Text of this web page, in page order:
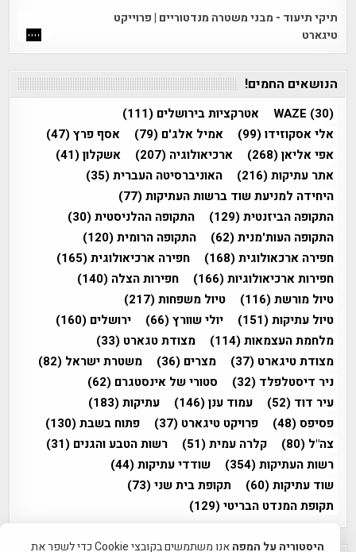
תיקי תיעוד - מבני משטרה מנדטוריים | פרוייקט
טיגארט
הנושאים החמים!
WAZE (30) אטרקציות בירושלים (111)
אלי אסקוזידו(99) אמיל אלג'ם (79) אסף פרץ(47)
אפי אליאן(268) ארכיאולוגיה (207) אשקלון(41)
אתר עתיקות(216) האוניברסיטה העברית(35)
היחידה למניעת שוד ברשות העתיקות(77)
התקופה הביזנטית(129) התקופה ההלניסטית(30)
התקופה העות'מנית(62) התקופה הרומית(120)
חפירה ארכאולוגית(168) חפירה ארכיאולוגית(165)
חפירות ארכיאולוגיות(166) חפירות הצלה (140)
טיול מורשת(116) טיול משפחות(217)
טיול עתיקות(151) יולי שוורץ(66) ירושלים (160)
מלחמת העצמאות(114) מצודת טגארט (33)
מצודת טיגארט (37) מצרים (36) משטרת ישראל (82)
ניר דיסטלפלד (32) סטורי של אינסטגרם (62)
עיר דוד (52) עמוד ענן(146) עתיקות(183)
פסיפס(48) פרויקט טיגארט (37) פתוח בשבת(130)
צה"ל (80) קלרה עמית(51) רשות הטבע והגנים (31)
רשות העתיקות(354) שודדי עתיקות(44)
שוד עתיקות(60) תקופת בית שני(73)
תקופת המנדט הבריטי(129)
היסטוריה על המפה אנו משתמשים בקובצי Cookie כדי לשפר את